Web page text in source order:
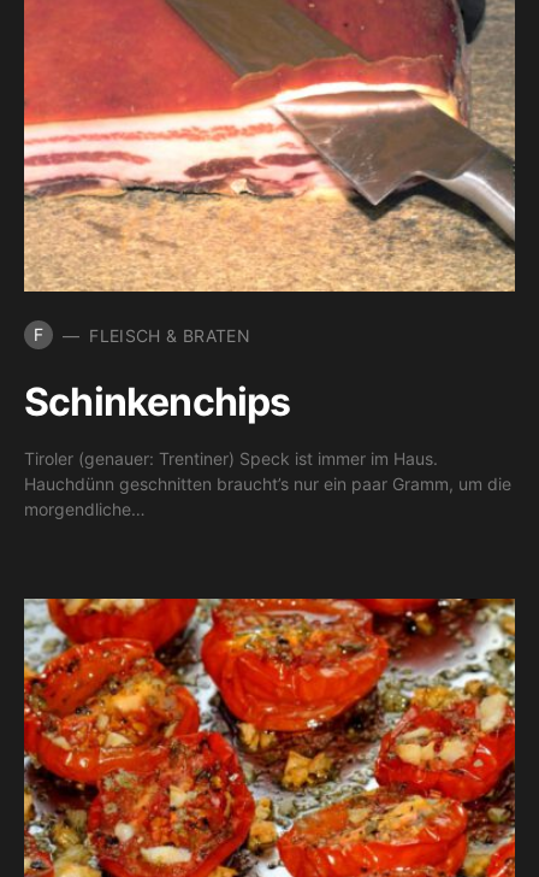
F FLEISCH & BRATEN
Schinkenchips
Tiroler (genauer: Trentiner) Speck ist immer im Haus.
Hauchdünn geschnitten braucht’s nur ein paar Gramm, um die
morgendliche…